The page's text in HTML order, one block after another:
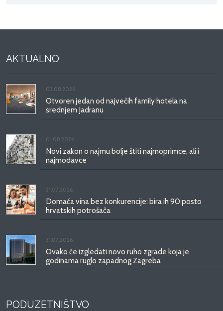
AKTUALNO
03.08.2026.
Otvoren jedan od najvećih family hotela na
srednjem Jadranu
01.08.2026.
Novi zakon o najmu bolje štiti najmoprimce, ali i
najmodavce
31.07.2026.
Domaća vina bez konkurencije: bira ih 90 posto
hrvatskih potrošača
31.07.2026.
Ovako će izgledati novo ruho zgrade koja je
godinama ruglo zapadnog Zagreba
PODUZETNIŠTVO